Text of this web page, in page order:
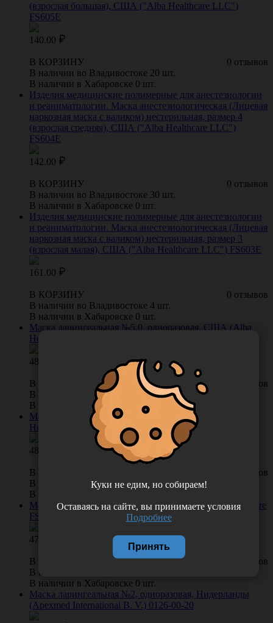
(взрослая большая), США ("Alba Healthcare LLC")
FS605E
140.00
0 отзывов
В КОРЗИНУ
В наличии во Владивостоке 20 шт.
В наличии в Хабаровске 0 шт.
Изделия медицинские полимерные для анестезиологии
и реаниматологии. Маска анестезиологическая (Лицевая
наркозная маска с валиком) нестерильная, размер 4
(взрослая средняя), США ("Alba Healthcare LLC")
FS604E
142.00
0 отзывов
В КОРЗИНУ
В наличии во Владивостоке 30 шт.
В наличии в Хабаровске 0 шт.
Изделия медицинские полимерные для анестезиологии
и реаниматологии. Маска анестезиологическая (Лицевая
наркозная маска с валиком) нестерильная, размер 3
(взрослая малая), США ("Alba Healthcare LLC") FS603E
161.00
0 отзывов
В КОРЗИНУ
В наличии во Владивостоке 4 шт.
В наличии в Хабаровске 0 шт.
Маска ларингеальная №5,0, одноразовая, США (Alba
Healthcare LLC) FS311-50
480.00
0 отзывов
В КОРЗИНУ
В наличии во Владивостоке 27 шт.
В наличии в Хабаровске 0 шт.
Маска ларингеальная №3,0, одноразовая, США (Alba
Healthcare LLC) FS311-30
480.00
0 отзывов
В КОРЗИНУ
В наличии во Владивостоке 25 шт.
В наличии в Хабаровске 0 шт.
Маска ларингеальная №2,5, одноразовая, Alba Healthcare
FS311-25
472.00
0 отзывов
В КОРЗИНУ
В наличии во Владивостоке 10 шт.
В наличии в Хабаровске 0 шт.
Маска ларингеальная №2, одноразовая, Нидерланды
(Apexmed International B. V.) 0126-00-20
Куки не едим, но собираем!
Оставаясь на сайте, вы принимаете условия
Подробнее
Принять